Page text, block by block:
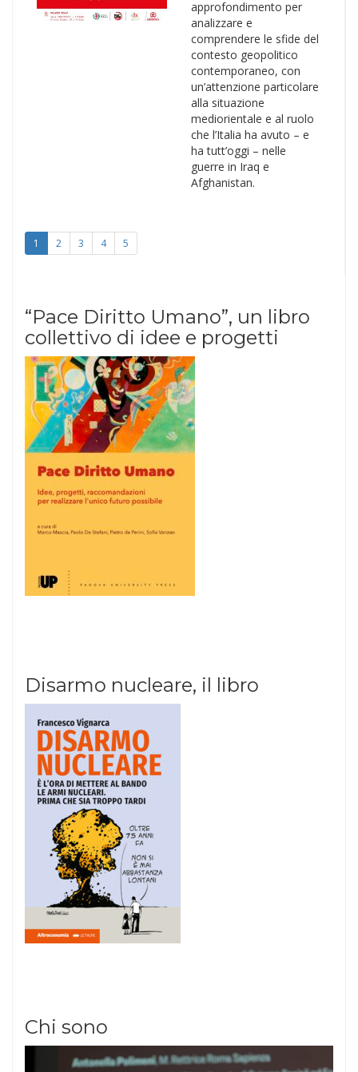
approfondimento per
analizzare e
comprendere le sfide del
contesto geopolitico
contemporaneo, con
un’attenzione particolare
alla situazione
mediorientale e al ruolo
che l’Italia ha avuto – e
ha tutt’oggi – nelle
guerre in Iraq e
Afghanistan.
1 2 3 4 5
“Pace Diritto Umano”, un libro
collettivo di idee e progetti
Disarmo nucleare, il libro
Chi sono